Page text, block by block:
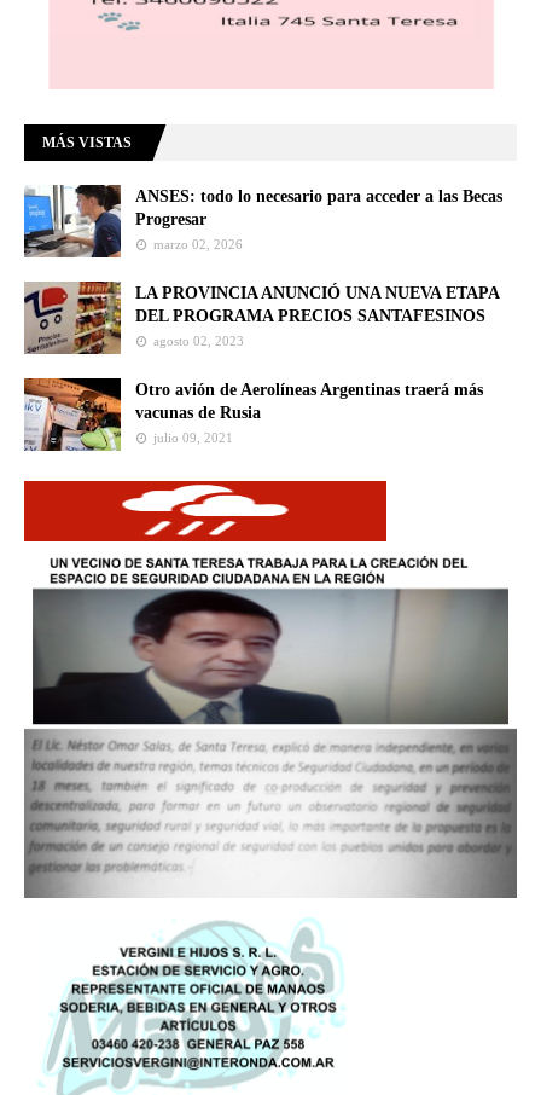
MÁS VISTAS
ANSES: todo lo necesario para acceder a las Becas
Progresar
marzo 02, 2026
LA PROVINCIA ANUNCIÓ UNA NUEVA ETAPA
DEL PROGRAMA PRECIOS SANTAFESINOS
agosto 02, 2023
Otro avión de Aerolíneas Argentinas traerá más
vacunas de Rusia
julio 09, 2021